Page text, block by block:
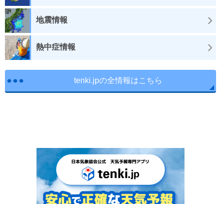
地震情報
熱中症情報
tenki.jpの全情報はこちら